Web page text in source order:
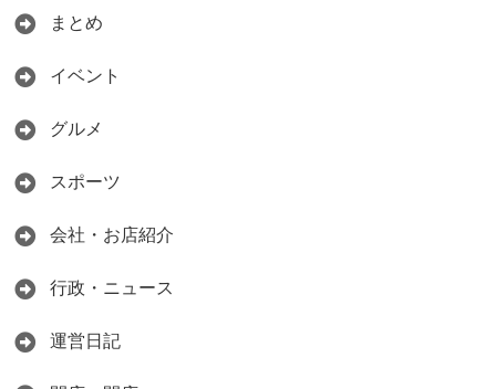
まとめ
イベント
グルメ
スポーツ
会社・お店紹介
行政・ニュース
運営日記